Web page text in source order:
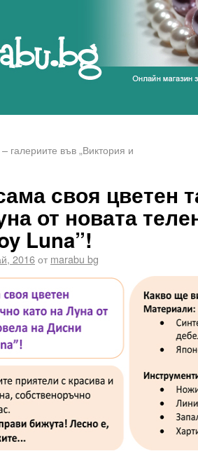
галериите във „Виктория и
своя цветен
от новата
Luna”!
2016от marabu bg